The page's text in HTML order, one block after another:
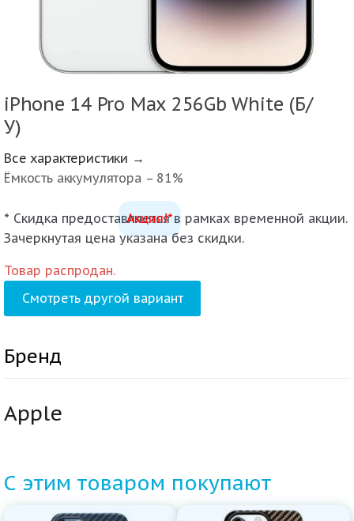
iPhone 14 Pro Max 256Gb White (Б/
У)
Все характеристики →
Ёмкость аккумулятора – 81%
Акция!*
* Скидка предоставляется в рамках временной акции.
Зачеркнутая цена указана без скидки.
Товар распродан.
Смотреть другой вариант
Бренд
Apple
С этим товаром покупают